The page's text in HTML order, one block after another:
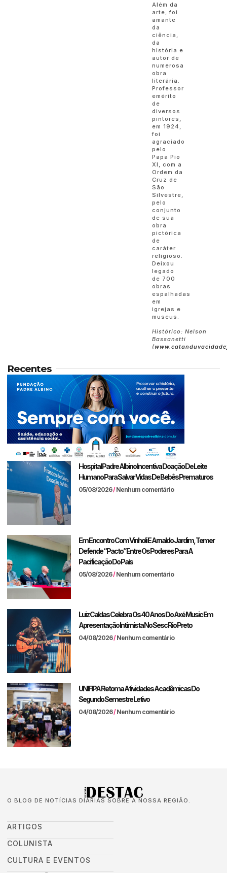
Além da
arte, foi
amante
da
ciência,
da
história e
autor de
numerosa
obra
literária.
Professor
emérito
de
diversos
pintores,
em 1924,
foi
agraciado
pelo
Papa Pio
XI, com a
Ordem da
Cruz de
São
Silvestre,
pelo
conjunto
de sua
obra
pictórica
de
caráter
religioso.
Deixou
legado
de 700
obras
espalhadas
em
igrejas e
museus.
Histórico: Nelson
Bassanetti
(
Recentes
Hospital Padre Albino Incentiva Doação De Leite
Humano Para Salvar Vidas De Bebês Prematuros
05/08/2026 Nenhum comentário
Em Encontro Com Vinholi E Arnaldo Jardim, Temer
Defende “pacto” Entre Os Poderes Para A
Pacificação Do País
05/08/2026 Nenhum comentário
Luiz Caldas Celebra Os 40 Anos Do Axé Music Em
Apresentação Intimista No Sesc Rio Preto
04/08/2026 Nenhum comentário
UNIFIPA Retoma Atividades Acadêmicas Do
Segundo Semestre Letivo
04/08/2026 Nenhum comentário
O BLOG DE NOTÍCIAS DIÁRIAS SOBRE A NOSSA REGIÃO.
ARTIGOS
COLUNISTA
CULTURA E EVENTOS